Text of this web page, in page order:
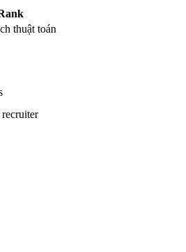
thuật toán